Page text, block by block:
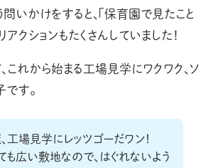
問いかけをすると、「保育園で見たこと
アクションもたくさんしていました！
これから始まる工場見学にワクワク、ソ
です。
工場見学にレッツゴーだワン！
も広い敷地なので、はぐれないよう